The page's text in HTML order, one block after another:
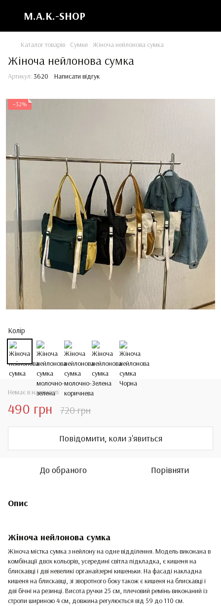
M.A.K.-SHOP
Каталог товарів Сумки Жіноча нейлонова сумка
Жіноча нейлонова сумка
Артикул: 3620 Написати відгук
−32%
Колір
Немає в наявності
490 грн 720 грн
Повідомити, коли з'явиться
До обраного Порівняти
Опис
Жіноча нейлонова сумка
Жіноча містка сумка з нейлону на одне відділення. Модель виконана в
комбінації двох кольорів, усередині світла підкладка, є кишеня на
блискавці і дві невеликі органайзерні кишеньки. На фасаді накладна
кишеня на блискавці, зі зворотного боку також є кишеня на блискавці і
дві бічні на резинці. Висота ручки 25 см, плечовий ремінь виконаний із
стропи шириною 4 см, довжина регулюється від 59 до 110 см.